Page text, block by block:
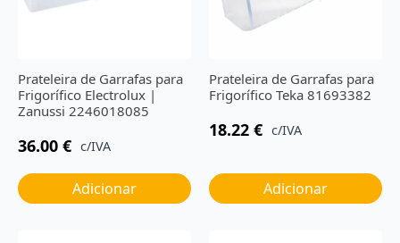
Prateleira de Garrafas para
Frigorífico Electrolux |
Zanussi 2246018085
36.00 € c/IVA
Adicionar
Prateleira de Garrafas para
Frigorífico Teka 81693382
18.22 € c/IVA
Adicionar